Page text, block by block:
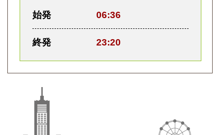
始発 06:36
終発 23:20